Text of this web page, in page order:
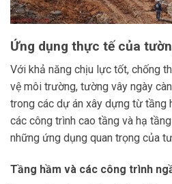
Ứng dụng thực tế của
Với khả năng chịu lực tốt, chống
vệ môi trường, tường vây ngày
trong các dự án xây dựng từ tầng
các công trình cao tầng và hạ
những ứng dụng quan trọng của
Tầng hầm và các công trình